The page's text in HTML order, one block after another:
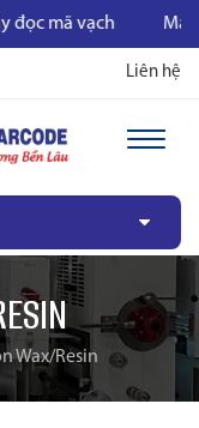
mã vạch Máy in
Liên hệ
Wax/Resin